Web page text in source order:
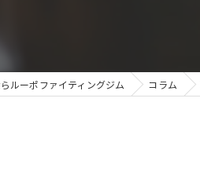
ルーポファイティングジム コラム